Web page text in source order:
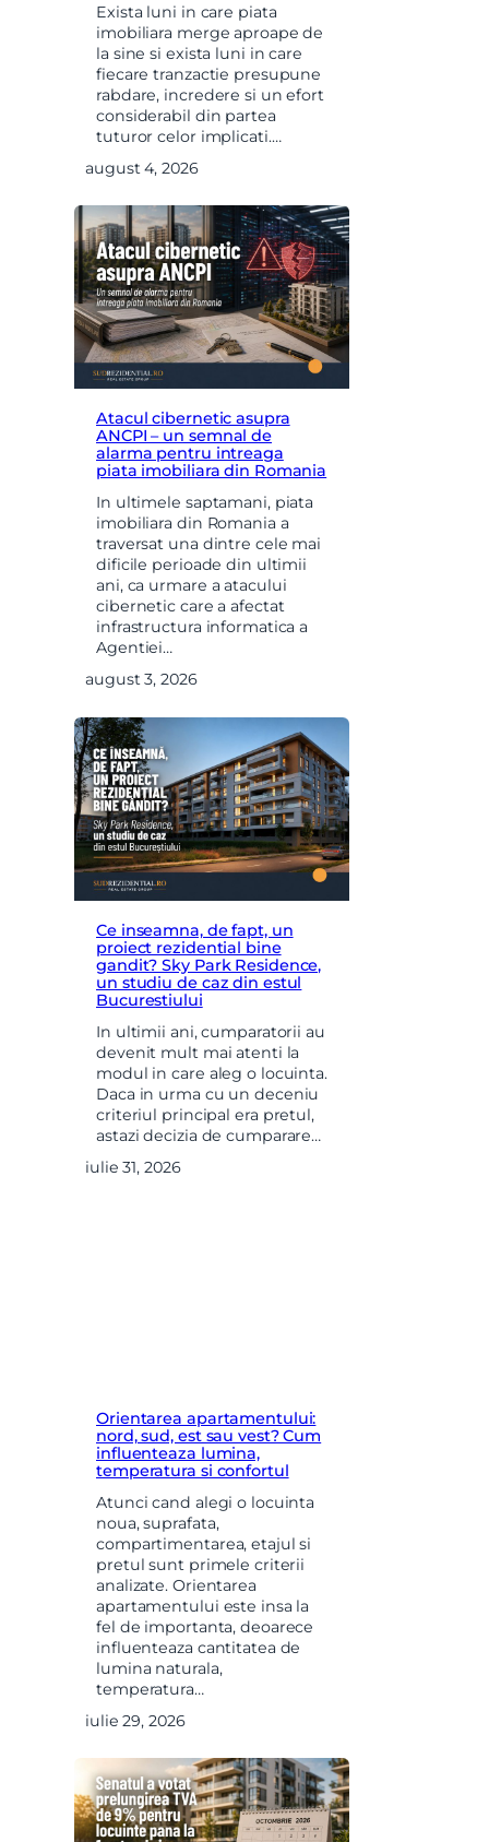
Exista luni in care piata
imobiliara merge aproape de
la sine si exista luni in care
fiecare tranzactie presupune
rabdare, incredere si un efort
considerabil din partea
tuturor celor implicati.…
august 4, 2026
Atacul cibernetic asupra
ANCPI – un semnal de
alarma pentru intreaga
piata imobiliara din Romania
In ultimele saptamani, piata
imobiliara din Romania a
traversat una dintre cele mai
dificile perioade din ultimii
ani, ca urmare a atacului
cibernetic care a afectat
infrastructura informatica a
Agentiei…
august 3, 2026
Ce inseamna, de fapt, un
proiect rezidential bine
gandit? Sky Park Residence,
un studiu de caz din estul
Bucurestiului
In ultimii ani, cumparatorii au
devenit mult mai atenti la
modul in care aleg o locuinta.
Daca in urma cu un deceniu
criteriul principal era pretul,
astazi decizia de cumparare…
iulie 31, 2026
Orientarea apartamentului:
nord, sud, est sau vest? Cum
influenteaza lumina,
temperatura si confortul
Atunci cand alegi o locuinta
noua, suprafata,
compartimentarea, etajul si
pretul sunt primele criterii
analizate. Orientarea
apartamentului este insa la
fel de importanta, deoarece
influenteaza cantitatea de
lumina naturala,
temperatura…
iulie 29, 2026